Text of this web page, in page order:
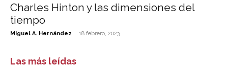
Charles Hinton y las dimensiones del
tiempo
Miguel A. Hernández - 18 febrero, 2023
Las más leídas